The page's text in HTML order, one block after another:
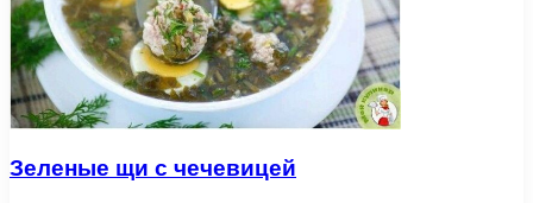
Зеленые щи с чечевицей